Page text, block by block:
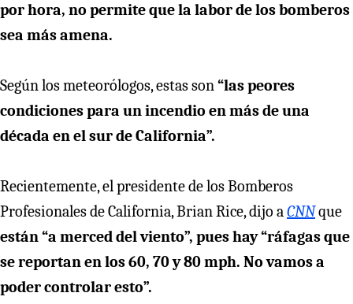
por hora, no permite que la labor de los bomberos
sea más amena.
Según los meteorólogos, estas son“las peores
condiciones para un incendio en más de una
década en el sur de California”.
Recientemente, el presidente de los Bomberos
Profesionales de California, Brian Rice, dijo aCNNque
están “a merced del viento”, pues hay “ráfagas que
se reportan en los 60, 70 y 80 mph. No vamos a
poder controlar esto”.